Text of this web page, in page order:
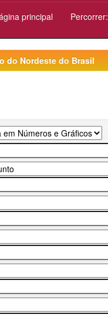
principal Percorrer:
do Nordeste do Brasil